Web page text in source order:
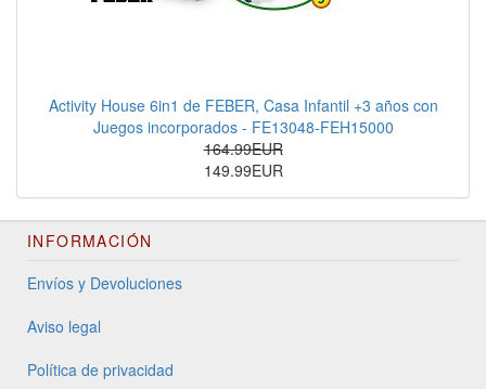
Activity House 6in1 de FEBER, Casa Infantil +3 años con
Juegos incorporados - FE13048-FEH15000
164.99EUR
149.99EUR
INFORMACIÓN
Envíos y Devoluciones
Aviso legal
Política de privacidad